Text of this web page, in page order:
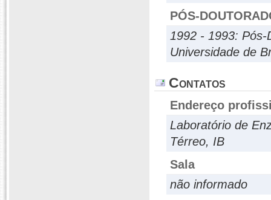
PÓS-
1992 - 1993: Pós-
Universidade de
Contatos
Endereço
Laboratório de
Térreo, IB
Sala
não informado